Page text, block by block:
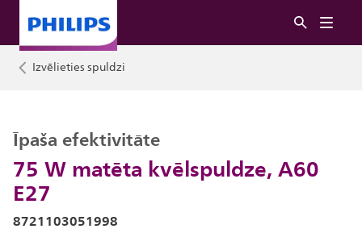
Izvēlieties spuldzi
75 W matēta kvēlspuldze, A60
E27
Īpaša efektivitāte
8721103051998